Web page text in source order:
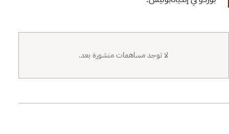
لا توجد مساهمات منشورة بعد.